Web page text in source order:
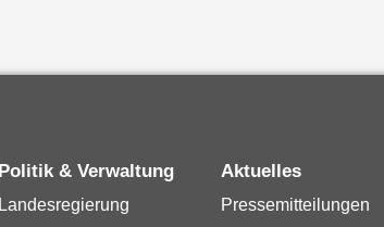
Politik & Verwaltung
Landesregierung
Aktuelles
Pressemitteilungen